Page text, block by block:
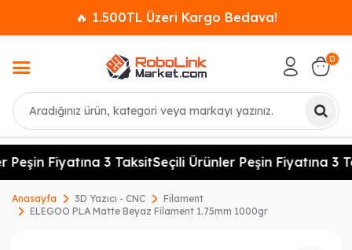
🔥 1.500TL Üzeri Kargo Bedava!
Ara
0
Fiyatına 3 TaksitSeçili Ürünler Peşin Fiyatına 3
Anasayfa 3D Yazıcı - CNC
Filament
ELEGOO PLA Matte Beyaz Filament 1.75mm 1000gr